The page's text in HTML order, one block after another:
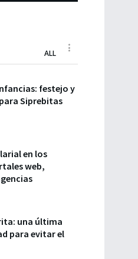
ALL
festejo y
Siprebitas
en los
web,
una última
para evitar el